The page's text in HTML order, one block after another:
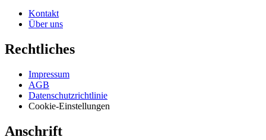
Kontakt
Über uns
Rechtliches
Impressum
AGB
Datenschutzrichtlinie
Cookie-Einstellungen
Anschrift